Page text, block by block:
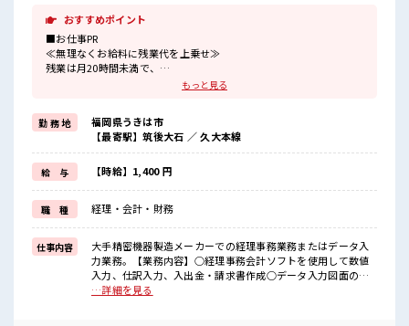
おすすめポイント
■お仕事PR
≪無理なくお給料に残業代を上乗せ≫
残業は月20時間未満で、
週末は家族や友人と一緒にプライベート満喫！
≪機能的な制服アリ≫
制服があるので、
毎日の服装の悩み解消♪
≪初めての仕事だけど自分にもできそう≫
新しいことにチャレンジするのは不安だけど、
しっかり働く環境が整っています！
イチからスキルUP・ステップUP目指していきましょう！
≪自分に向いている仕事が探せる≫
困った事などがあれば、
担当がしっかりサポートします！
■職場の雰囲気
もっと見る
勤 務 地
福岡県うきは市
【最寄駅】筑後大石 ／ 久大本線
給 与 【時給】1,400 円
職 種 経理・会計・財務
仕事内容
大手精密機器製造メーカーでの経理事務業務またはデータ入
力業務。【業務内容】○経理事務会計ソフトを使用して数値
入力、仕訳入力、入出金・請求書作成○データ入力図面の数
値入力、データ修正(CADを使用します) ■お仕事PR ≪無理な
…詳細を見る